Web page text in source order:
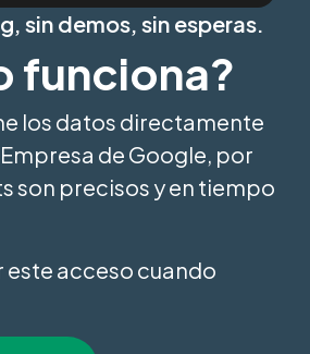
sin demos, sin esperas.
funciona?
los datos directamente
de Google, por
son precisos y en tiempo
este acceso cuando